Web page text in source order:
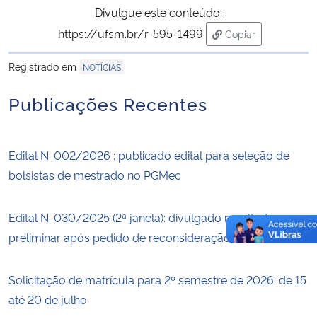
Divulgue este conteúdo:
https://ufsm.br/r-595-1499
Copiar
para área de
Registrado em
NOTÍCIAS
Publicações Recentes
Edital N. 002/2026 : publicado edital para seleção de
bolsistas de mestrado no PGMec
Edital N. 030/2025 (2ª janela): divulgado resultado
preliminar após pedido de reconsideração
Solicitação de matrícula para 2º semestre de 2026: de 15
até 20 de julho